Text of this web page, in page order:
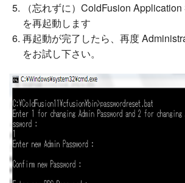
（忘れずに）ColdFusion
を再起動します
再起動が完了したら、再度
をお試し下さい。